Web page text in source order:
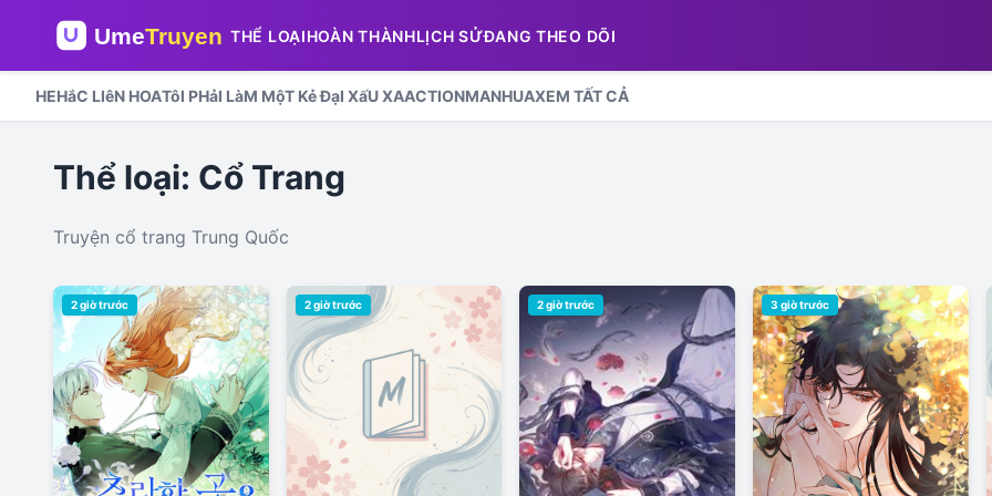
THỂ LOẠIHOÀN THÀNHLỊCH SỬĐANG THEO DÕI
HEHắC LIêN HOATôI PHảI LàM MộT Kẻ ĐạI XấU XAACTIONMANHUAXEM TẤT CẢ
Thể loại: Cổ Trang
Truyện cổ trang Trung Quốc
2 giờ trước 2 giờ trước 2 giờ trước 3 giờ trước